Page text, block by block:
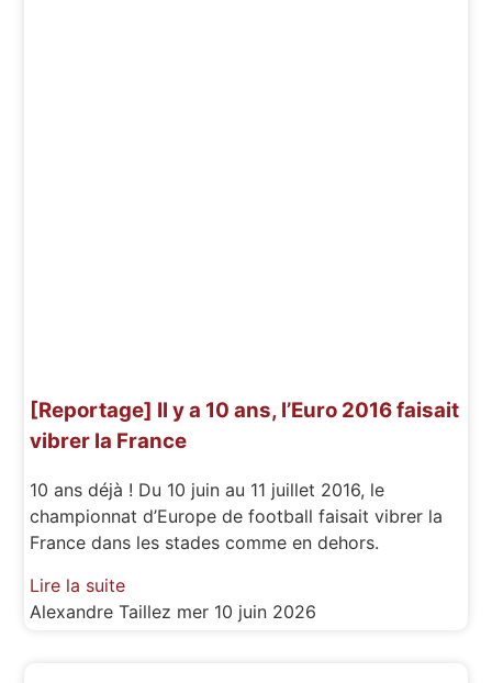
[Reportage] Il y a 10 ans, l’Euro 2016 faisait
vibrer la France
10 ans déjà ! Du 10 juin au 11 juillet 2016, le
championnat d’Europe de football faisait vibrer la
France dans les stades comme en dehors.
Lire la suite
Alexandre Taillez mer 10 juin 2026